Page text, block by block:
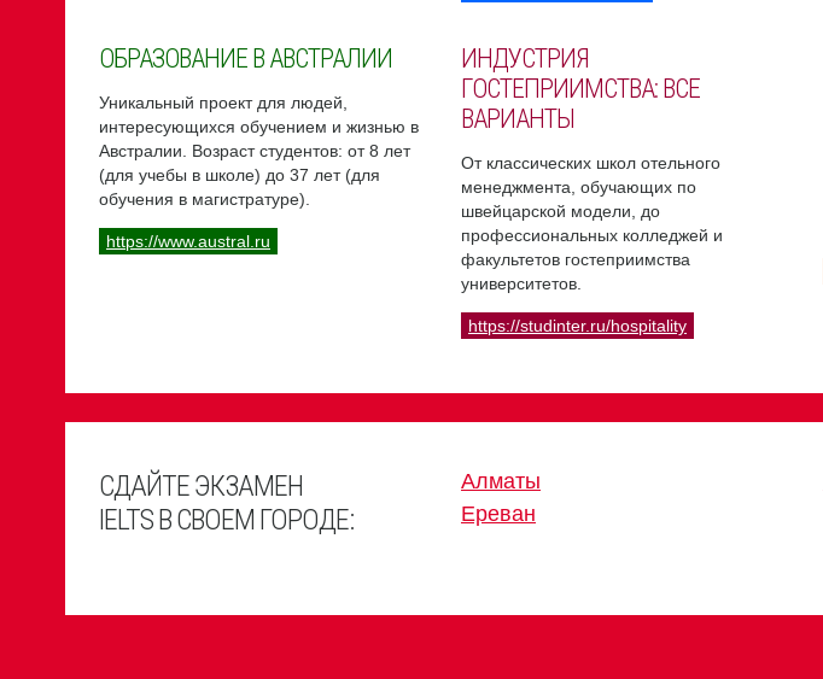
ОБРАЗОВАНИЕ В АВСТРАЛИИ
Уникальный проект для людей,
интересующихся обучением и жизнью в
Австралии. Возраст студентов: от 8 лет
(для учебы в школе) до 37 лет (для
обучения в магистратуре).
https://www.austral.ru
ИНДУСТРИЯ
ГОСТЕПРИИМСТВА: ВСЕ
ВАРИАНТЫ
От классических школ отельного
менеджмента, обучающих по
швейцарской модели, до
профессиональных колледжей и
факультетов гостеприимства
университетов.
https://studinter.ru/hospitality
СДАЙТЕ ЭКЗАМЕН
IELTS В СВОЕМ ГОРОДЕ:
Алматы
Ереван